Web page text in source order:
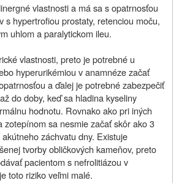
vlastnosti a má sa s opatrnosťou
s hypertrofiou prostaty, retenciou moču,
uhlom a paralytickom ileu.
vlastnosti, preto je potrebné u
hyperurikémiou v anamnéze začať
a ďalej je potrebné zabezpečiť
do doby, keď sa hladina kyseliny
hodnotu. Rovnako ako pri iných
zotepínom sa nesmie začať skôr ako 3
záchvatu dny. Existuje
tvorby obličkových kameňov, preto
pacientom s nefrolitiázou v
toto riziko veľmi malé.